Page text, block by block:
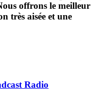
offrons le meilleur
très aisée et une
Radio